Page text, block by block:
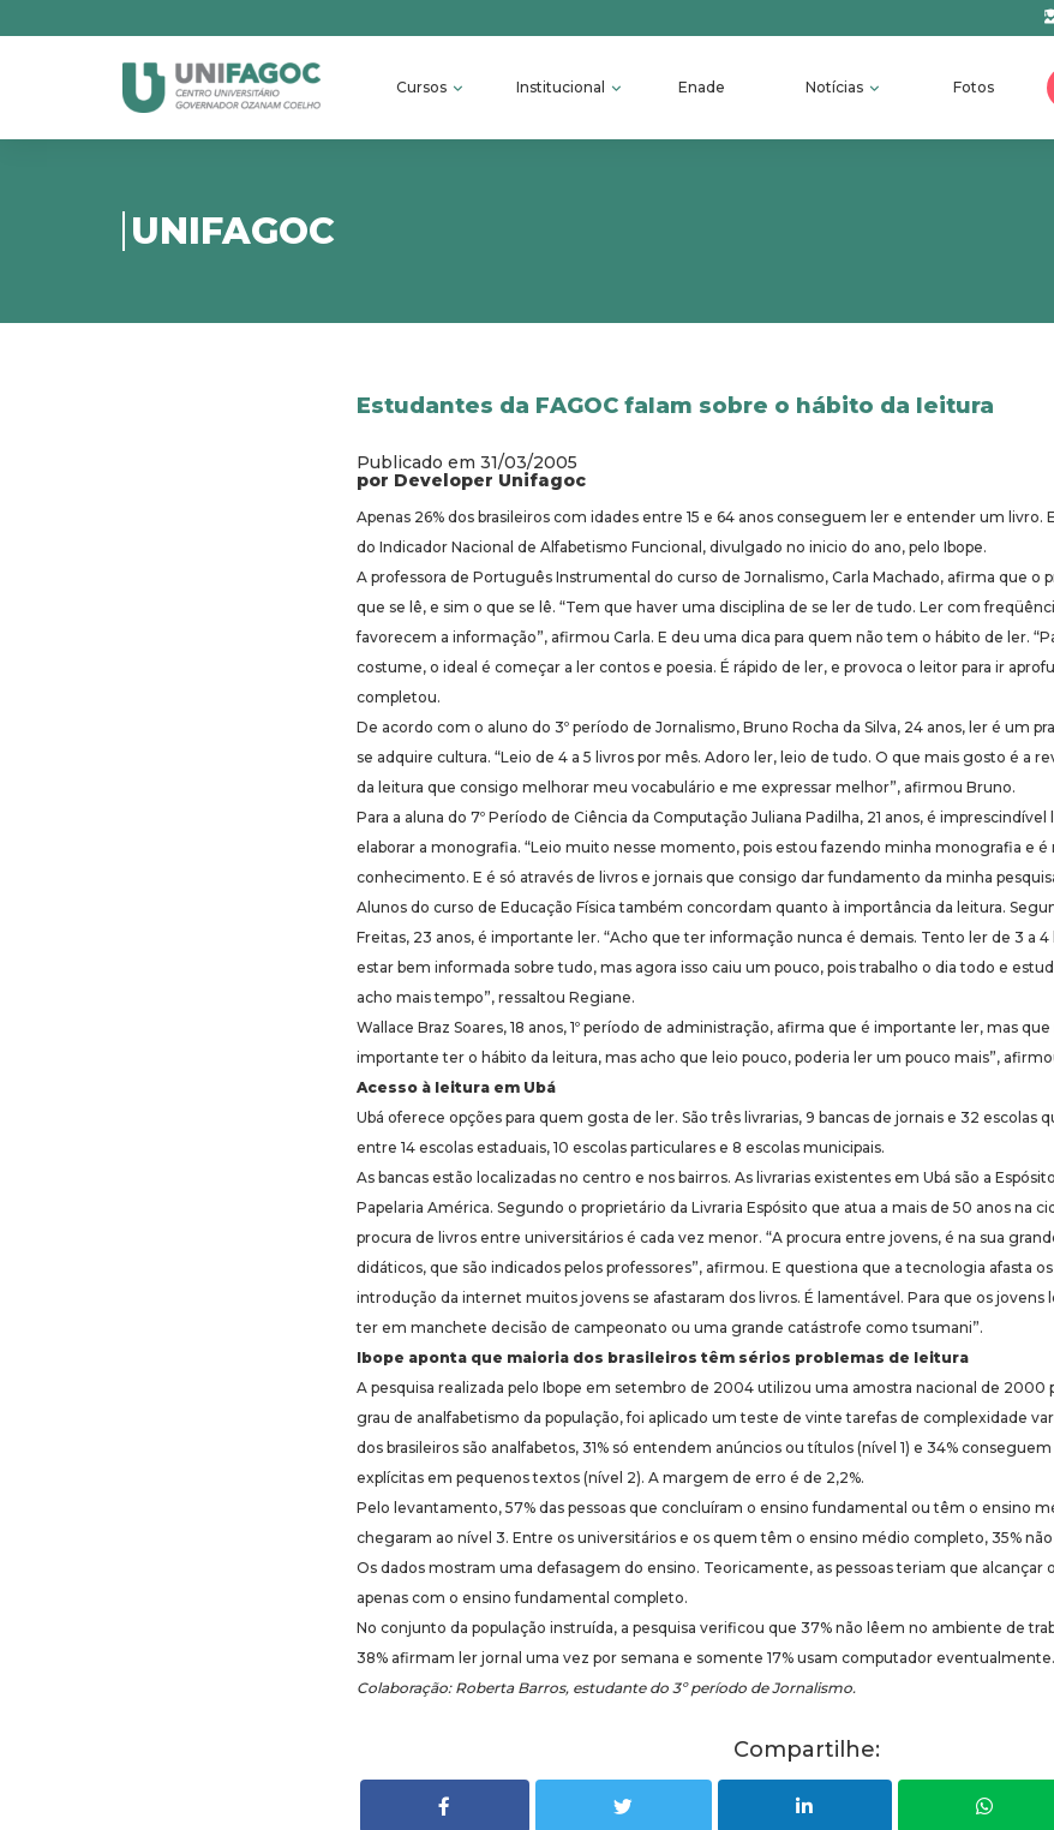
Cursos Institucional Enade Notícias Fotos
UNIFAGOC
Estudantes da FAGOC falam sobre o hábito da leitura
Publicado em 31/03/2005
por Developer Unifagoc
Apenas 26% dos brasileiros com idades entre 15 e 64 anos conseguem ler e entender um livro.
do Indicador Nacional de Alfabetismo Funcional, divulgado no inicio do ano, pelo Ibope.
A professora de Português Instrumental do curso de Jornalismo, Carla Machado, afirma que o
que se lê, e sim o que se lê. “Tem que haver uma disciplina de se ler de tudo. Ler com
favorecem a informação”, afirmou Carla. E deu uma dica para quem não tem o hábito de ler.
costume, o ideal é começar a ler contos e poesia. É rápido de ler, e provoca o leitor para ir
completou.
De acordo com o aluno do 3º período de Jornalismo, Bruno Rocha da Silva, 24 anos, ler é um
se adquire cultura. “Leio de 4 a 5 livros por mês. Adoro ler, leio de tudo. O que mais gosto é a
da leitura que consigo melhorar meu vocabulário e me expressar melhor”, afirmou Bruno.
Para a aluna do 7º Período de Ciência da Computação Juliana Padilha, 21 anos, é
elaborar a monografia. “Leio muito nesse momento, pois estou fazendo minha monografia e
conhecimento. E é só através de livros e jornais que consigo dar fundamento da minha
Alunos do curso de Educação Física também concordam quanto à importância da leitura.
Freitas, 23 anos, é importante ler. “Acho que ter informação nunca é demais. Tento ler de 3 a
estar bem informada sobre tudo, mas agora isso caiu um pouco, pois trabalho o dia todo e
acho mais tempo”, ressaltou Regiane.
Wallace Braz Soares, 18 anos, 1º período de administração, afirma que é importante ler, mas
importante ter o hábito da leitura, mas acho que leio pouco, poderia ler um pouco mais”,
Acesso à leitura em Ubá
Ubá oferece opções para quem gosta de ler. São três livrarias, 9 bancas de jornais e 32 escolas
entre 14 escolas estaduais, 10 escolas particulares e 8 escolas municipais.
As bancas estão localizadas no centro e nos bairros. As livrarias existentes em Ubá são a
Papelaria América. Segundo o proprietário da Livraria Espósito que atua a mais de 50 anos na
procura de livros entre universitários é cada vez menor. “A procura entre jovens, é na sua
didáticos, que são indicados pelos professores”, afirmou. E questiona que a tecnologia afasta
introdução da internet muitos jovens se afastaram dos livros. É lamentável. Para que os jovens
ter em manchete decisão de campeonato ou uma grande catástrofe como tsumani”.
Ibope aponta que maioria dos brasileiros têm sérios problemas de leitura
A pesquisa realizada pelo Ibope em setembro de 2004 utilizou uma amostra nacional de 2000
grau de analfabetismo da população, foi aplicado um teste de vinte tarefas de complexidade
dos brasileiros são analfabetos, 31% só entendem anúncios ou títulos (nível 1) e 34%
explícitas em pequenos textos (nível 2). A margem de erro é de 2,2%.
Pelo levantamento, 57% das pessoas que concluíram o ensino fundamental ou têm o ensino
chegaram ao nível 3. Entre os universitários e os quem têm o ensino médio completo, 35%
Os dados mostram uma defasagem do ensino. Teoricamente, as pessoas teriam que alcançar
apenas com o ensino fundamental completo.
No conjunto da população instruída, a pesquisa verificou que 37% não lêem no ambiente de
38% afirmam ler jornal uma vez por semana e somente 17% usam computador eventualmente.
Colaboração: Roberta Barros, estudante do 3º período de Jornalismo.
Compartilhe: